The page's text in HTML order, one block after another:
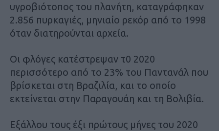
υγροβιότοπος του πλανήτη, καταγράφηκαν
2.856 πυρκαγιές, μηνιαίο ρεκόρ από το 1998
όταν διατηρούνται αρχεία.
Οι φλόγες κατέστρεψαν τ0 2020
περισσότερο από το 23% του Παντανάλ που
βρίσκεται στη Βραζιλία, και το οποίο
εκτείνεται στην Παραγουάη και τη Βολιβία.
Εξάλλου τους έξι πρώτους μήνες του 2020